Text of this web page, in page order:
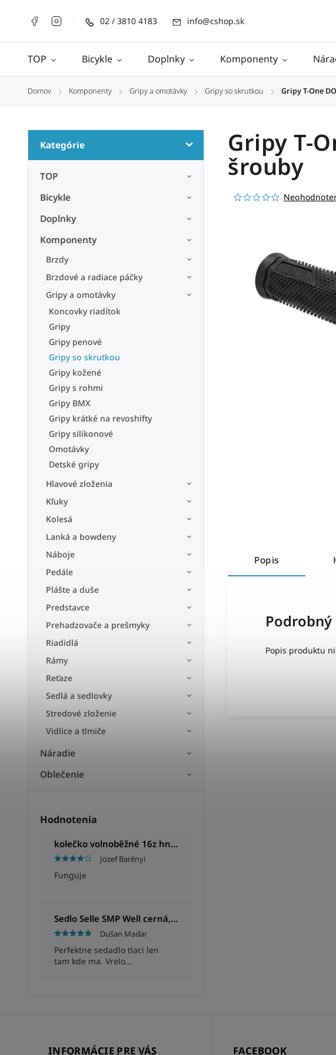
02 / 3810 4183 info@cshop.sk
TOP Bicykle Doplnky Komponenty
Domov / Komponenty / Gripy a omotávky / Gripy so skrutkou / Gripy T-One
Kategórie
TOP
Bicykle
Doplnky
Komponenty
Brzdy
Brzdové a radiace páčky
Gripy a omotávky
Koncovky riadítok
Gripy
Gripy penové
Gripy so skrutkou
Gripy kožené
Gripy s rohmi
Gripy BMX
Gripy krátké na revoshifty
Gripy silikonové
Omotávky
Detské gripy
Hlavové zloženia
Kľuky
Kolesá
Lanká a bowdeny
Náboje
Pedále
Plášte a duše
Predstavce
Prehadzovače a prešmyky
Riadidlá
Rámy
Reťaze
Sedlá a sedlovky
Stredové zloženie
Vidlice a tlmiče
Náradie
Oblečenie
Hodnotenia
kolečko volnoběžné 16z hnědé
Jozef Barényi
Funguje
Sedlo Selle SMP Well cerná, Unisex, 280x144mm, 280g
Dušan Maďar
Perfektne sedadlo tlaci len
tam kde ma. Vrelo...
Gripy T-
šrouby
Popis
Popis produktu
INFORMÁCIE PRE VÁS FACEBOOK